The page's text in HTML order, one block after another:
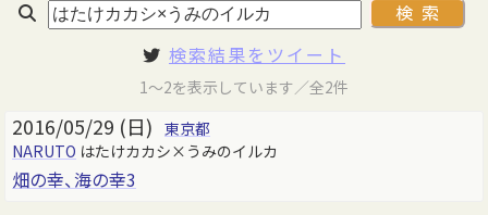
検索結果をツイート
1～2を表示しています／全2件
2016/05/29 (日) 東京都
NARUTO はたけカカシ×うみのイルカ
畑の幸、海の幸3